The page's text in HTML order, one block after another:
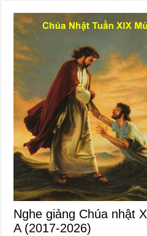
Nghe giảng Chúa nhật
A (2017-2026)